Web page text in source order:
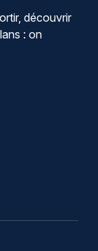
découvrir
: on